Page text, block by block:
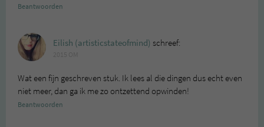
Beantwoorden
Eilish (artisticstateofmind) schreef:
Wat een fijn geschreven stuk. Ik lees al die dingen dus echt even
niet meer, dan ga ik me zo ontzettend opwinden!
Beantwoorden